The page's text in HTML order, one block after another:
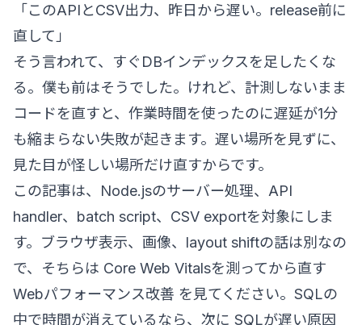
「このAPIとCSV出力、昨日から遅い。release前に
直して」
そう言われて、すぐDBインデックスを足したくな
る。僕も前はそうでした。けれど、計測しないまま
コードを直すと、作業時間を使ったのに遅延が1分
も縮まらない失敗が起きます。遅い場所を見ずに、
見た目が怪しい場所だけ直すからです。
この記事は、Node.jsのサーバー処理、API
handler、batch script、CSV exportを対象にしま
す。ブラウザ表示、画像、layout shiftの話は別なの
で、そちらは Core Web Vitalsを測ってから直す
Webパフォーマンス改善 を見てください。SQLの
中で時間が消えているなら、次に SQLが遅い原因